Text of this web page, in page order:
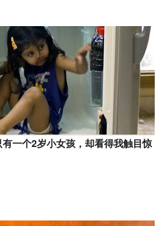
有一个2岁小女孩，却看得我触目惊